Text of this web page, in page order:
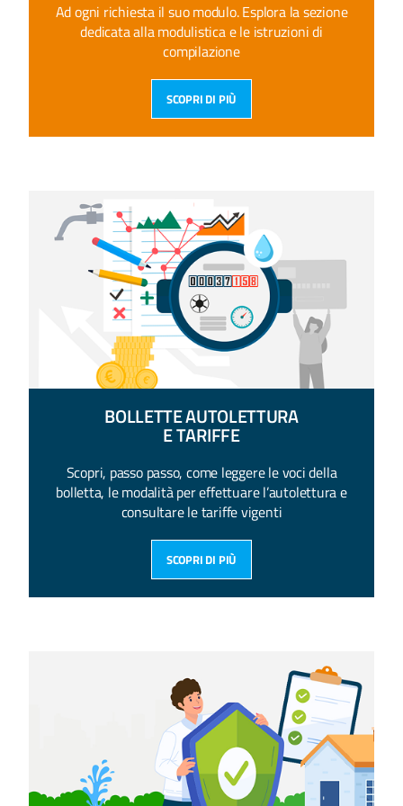
Ad ogni richiesta il suo modulo. Esplora la sezione
dedicata alla modulistica e le istruzioni di
compilazione
SCOPRI DI PIÙ
BOLLETTE AUTOLETTURA
E TARIFFE
Scopri, passo passo, come leggere le voci della
bolletta, le modalità per effettuare l’autolettura e
consultare le tariffe vigenti
SCOPRI DI PIÙ